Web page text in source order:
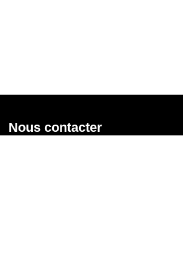
Nous contacter